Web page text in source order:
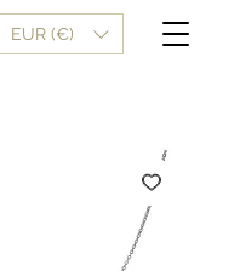
EUR (€)